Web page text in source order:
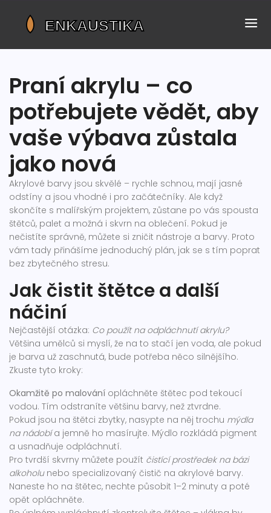
Praní akrylu – co
potřebujete vědět, aby
vaše výbava zůstala
jako nová
Akrylové barvy jsou skvělé – rychle schnou, mají jasné
odstíny a jsou vhodné i pro začátečníky. Ale když
skončíte s malířským projektem, zůstane po vás spousta
štětců, palet a možná i skvrn na oblečení. Pokud je
nečistíte správně, můžete si zničit nástroje a barvy. Proto
vám tady přinášíme jednoduchý plán, jak se s tím poprat
bez zbytečného stresu.
Jak čistit štětce a další
náčiní
Nejčastější otázka: Co použít na odpláchnutí akrylu?
Většina umělců si myslí, že na to stačí jen voda, ale pokud
je barva už zaschnutá, bude potřeba něco silnějšího.
Zkuste tyto kroky:
Okamžitě po malování opláchněte štětec pod tekoucí
vodou. Tím odstraníte většinu barvy, než ztvrdne.
Pokud jsou na štětci zbytky, nasypte na něj trochu mýdla
na nádobía jemně ho masírujte. Mýdlo rozkládá pigment
a usnadňuje odpláchnutí.
Pro tvrdší skvrny můžete použít čistící prostředek na bázi
alkoholunebo specializovaný čistič na akrylové barvy.
Naneste ho na štětec, nechte působit 1–2 minuty a poté
opět opláchněte.